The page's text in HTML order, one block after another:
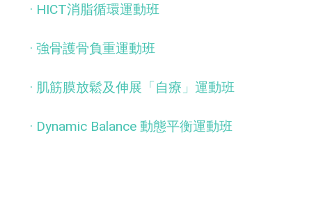
· HICT消脂循環運動班
· 強骨護骨負重運動班
· 肌筋膜放鬆及伸展「自療」運動班
· Dynamic Balance 動態平衡運動班